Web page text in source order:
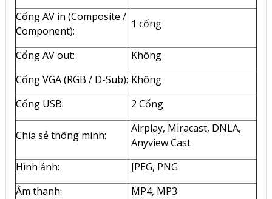
Cổng AV in (Composite /
Component):
1 cổng
Cổng AV out:
Không
Cổng VGA (RGB / D-Sub): Không
Cổng USB:
2 Cổng
Chia sẻ thông minh:
Airplay, Miracast, DNLA,
Anyview Cast
Hình ảnh:
JPEG, PNG
Âm thanh:
MP4, MP3